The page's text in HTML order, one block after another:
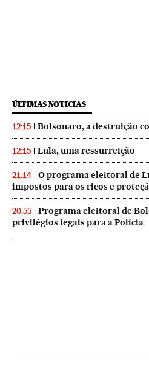
ÚLTIMAS NOTICIAS
12:15 Bolsonaro, a destruição
12:15 Lula, uma ressurreição
21:14
O programa eleitoral de
impostos para os ricos e
20:55
Programa eleitoral de
privilégios legais para a Polícia